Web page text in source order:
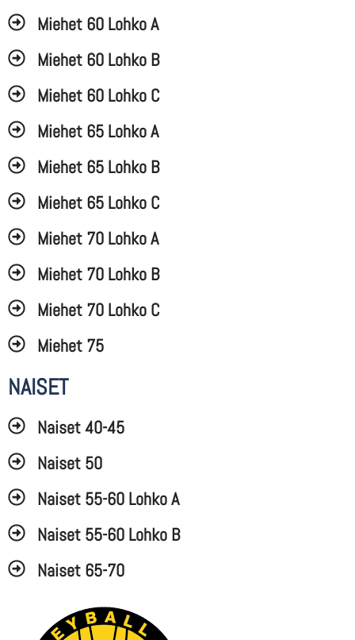
Miehet 60 Lohko A
Miehet 60 Lohko B
Miehet 60 Lohko C
Miehet 65 Lohko A
Miehet 65 Lohko B
Miehet 65 Lohko C
Miehet 70 Lohko A
Miehet 70 Lohko B
Miehet 70 Lohko C
Miehet 75
NAISET
Naiset 40-45
Naiset 50
Naiset 55-60 Lohko A
Naiset 55-60 Lohko B
Naiset 65-70